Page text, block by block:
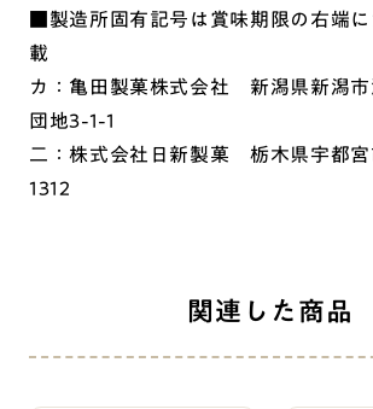
■製造所固有記号は賞味期限の右端
載
カ：亀田製菓株式会社 新潟県新潟市
団地3-1-1
二：株式会社日新製菓 栃木県宇都宮
1312
関連した商品